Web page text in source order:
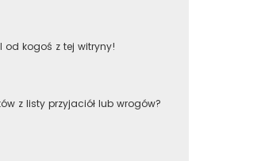
kogoś z tej witryny!
z listy przyjaciół lub wrogów?